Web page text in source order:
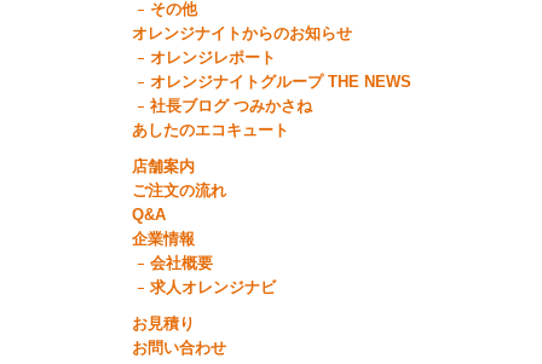
その他
オレンジナイトからのお知らせ
オレンジレポート
オレンジナイトグループ THE NEWS
社長ブログ つみかさね
あしたのエコキュート
店舗案内
ご注文の流れ
Q&A
企業情報
会社概要
求人オレンジナビ
お見積り
お問い合わせ